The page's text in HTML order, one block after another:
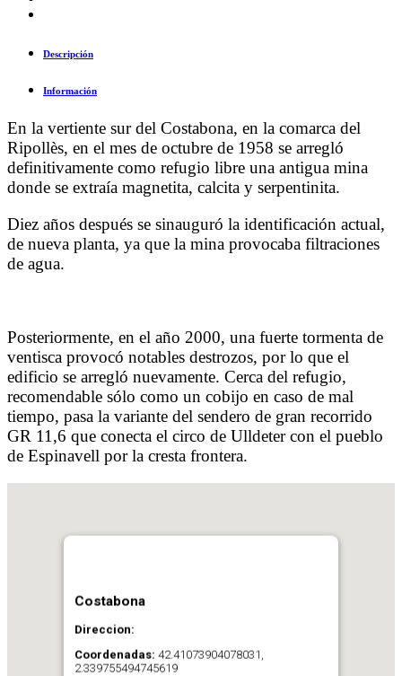
Descripción
Información
En la vertiente sur del Costabona, en la comarca del
Ripollès, en el mes de octubre de 1958 se arregló
definitivamente como refugio libre una antigua mina
donde se extraía magnetita, calcita y serpentinita.
Diez años después se sinauguró la identificación actual,
de nueva planta, ya que la mina provocaba filtraciones
de agua.
Posteriormente, en el año 2000, una fuerte tormenta de
ventisca provocó notables destrozos, por lo que el
edificio se arregló nuevamente. Cerca del refugio,
recomendable sólo como un cobijo en caso de mal
tiempo, pasa la variante del sendero de gran recorrido
GR 11,6 que conecta el circo de Ulldeter con el pueblo
de Espinavell por la cresta frontera.
Costabona
Direccion:
Coordenadas: 42.41073904078031,
2.339755494745619